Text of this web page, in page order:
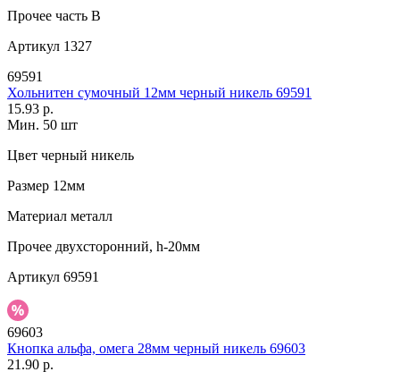
Прочее часть B
Артикул 1327
69591
Хольнитен сумочный 12мм черный никель 69591
15.93 р.
Мин. 50 шт
Цвет черный никель
Размер 12мм
Материал металл
Прочее двухсторонний, h-20мм
Артикул 69591
69603
Кнопка альфа, омега 28мм черный никель 69603
21.90 р.